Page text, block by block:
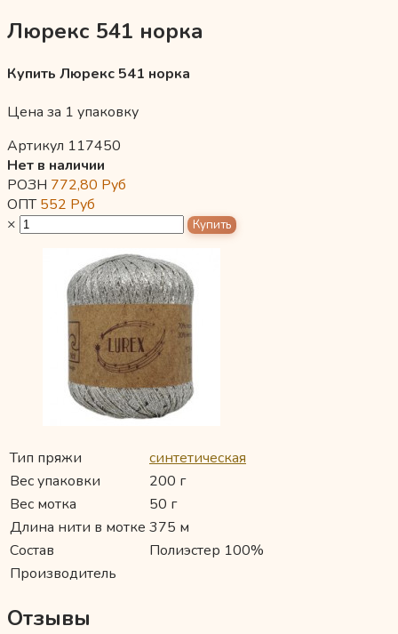
Люрекс 541 норка
Купить Люрекс 541 норка
Цена за 1 упаковку
Артикул 117450
Нет в наличии
РОЗН 772,80 Руб
ОПТ552 Руб
×
Тип пряжи
синтетическая
Вес упаковки
200 г
Вес мотка
50 г
Длина нити в мотке 375 м
Состав
Полиэстер 100%
Производитель
Отзывы